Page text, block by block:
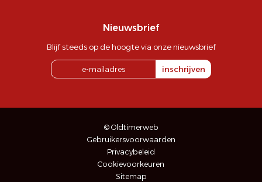
Nieuwsbrief
Blijf steeds op de hoogte via onze nieuwsbrief
inschrijven
© Oldtimerweb
Gebruikersvoorwaarden
Privacybeleid
Cookievoorkeuren
Sitemap